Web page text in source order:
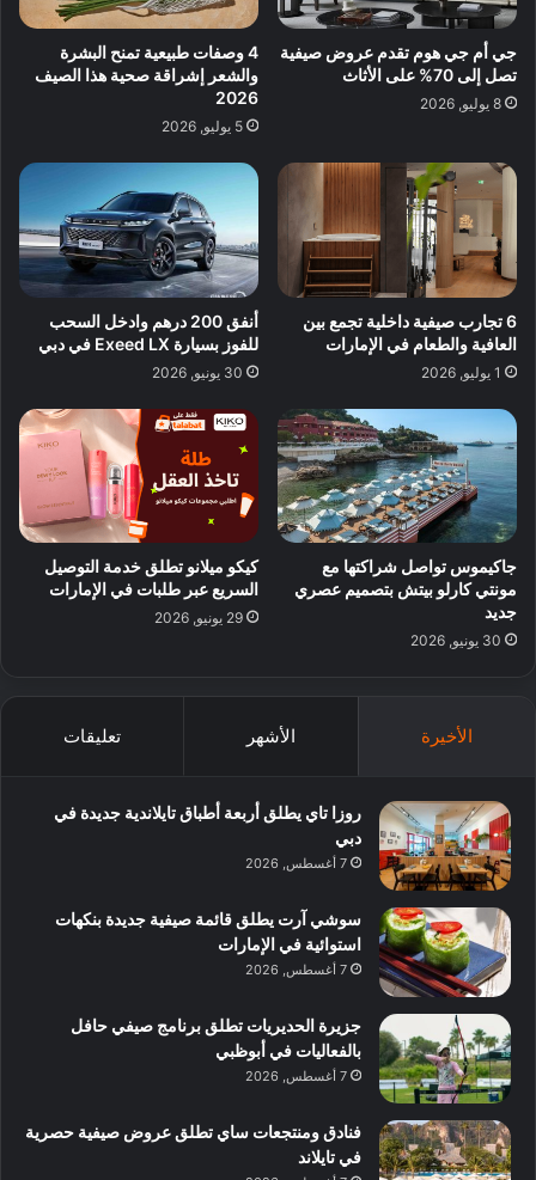
جي أم جي هوم تقدم عروض صيفية
تصل إلى 70% على الأثاث
8 يوليو, 2026
4 وصفات طبيعية تمنح البشرة
والشعر إشراقة صحية هذا الصيف
2026
5 يوليو, 2026
6 تجارب صيفية داخلية تجمع بين
العافية والطعام في الإمارات
1 يوليو, 2026
أنفق 200 درهم وادخل السحب
للفوز بسيارة Exeed LX في دبي
30 يونيو, 2026
جاكيموس تواصل شراكتها مع
مونتي كارلو بيتش بتصميم عصري
جديد
30 يونيو, 2026
كيكو ميلانو تطلق خدمة التوصيل
السريع عبر طلبات في الإمارات
29 يونيو, 2026
الأخيرة الأشهر تعليقات
روزا تاي يطلق أربعة أطباق تايلاندية جديدة في
دبي
7 أغسطس, 2026
سوشي آرت يطلق قائمة صيفية جديدة بنكهات
استوائية في الإمارات
7 أغسطس, 2026
جزيرة الحديريات تطلق برنامج صيفي حافل
بالفعاليات في أبوظبي
7 أغسطس, 2026
فنادق ومنتجعات ساي تطلق عروض صيفية حصرية
في تايلاند